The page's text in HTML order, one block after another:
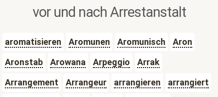
vor und nach Arrestanstalt
aromatisieren Aromunen Aromunisch
Aron
Aronstab
Arowana Arpeggio
Arrak
Arrangement
Arrangeur arrangieren
arrangiert